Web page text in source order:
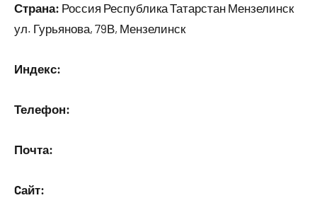
Страна: Россия Республика Татарстан Мензелинск
ул. Гурьянова, 79В, Мензелинск
Индекс:
Телефон:
Почта:
Cайт: